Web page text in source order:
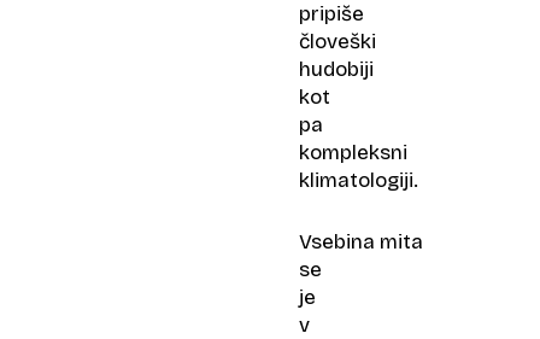
pripiše
človeški
hudobiji
kot
pa
kompleksni
klimatologiji.
Vsebina mita
se
je
v